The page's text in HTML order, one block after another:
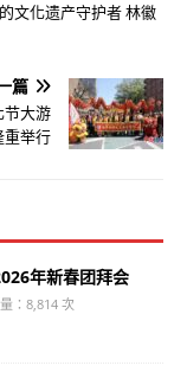
文化遗产守护者 林徽
篇
节大游
重举行
年新春团拜会
：8,814 次